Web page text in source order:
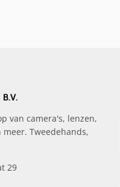
van camera's, lenzen,
meer. Tweedehands,
29